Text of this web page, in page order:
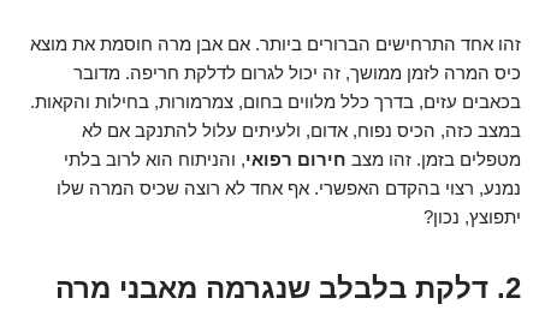
זהו אחד התרחישים הברורים ביותר. אם אבן מרה חוסמת את מוצא
כיס המרה לזמן ממושך, זה יכול לגרום לדלקת חריפה. מדובר
בכאבים עזים, בדרך כלל מלווים בחום, צמרמורות, בחילות והקאות.
במצב כזה, הכיס נפוח, אדום, ולעיתים עלול להתנקב אם לא
מטפלים בזמן. זהו מצב חירום רפואי, והניתוח הוא לרוב בלתי
נמנע, רצוי בהקדם האפשרי. אף אחד לא רוצה שכיס המרה שלו
יתפוצץ, נכון?
2. דלקת בלבלב שנגרמה מאבני מרה